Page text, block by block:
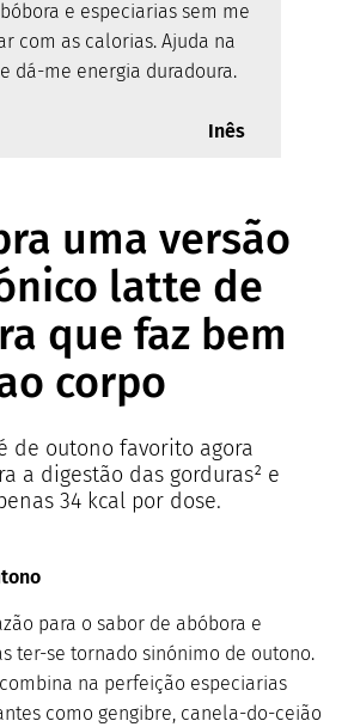
e especiarias sem me
com as calorias. Ajuda na
dá-me energia duradoura.
Inês
uma versão
latte de
que faz bem
corpo
de outono favorito agora
a digestão das gorduras² e
34 kcal por dose.
para o sabor de abóbora e
ter-se tornado sinónimo de outono.
na perfeição especiarias
como gengibre, canela-do-ceião